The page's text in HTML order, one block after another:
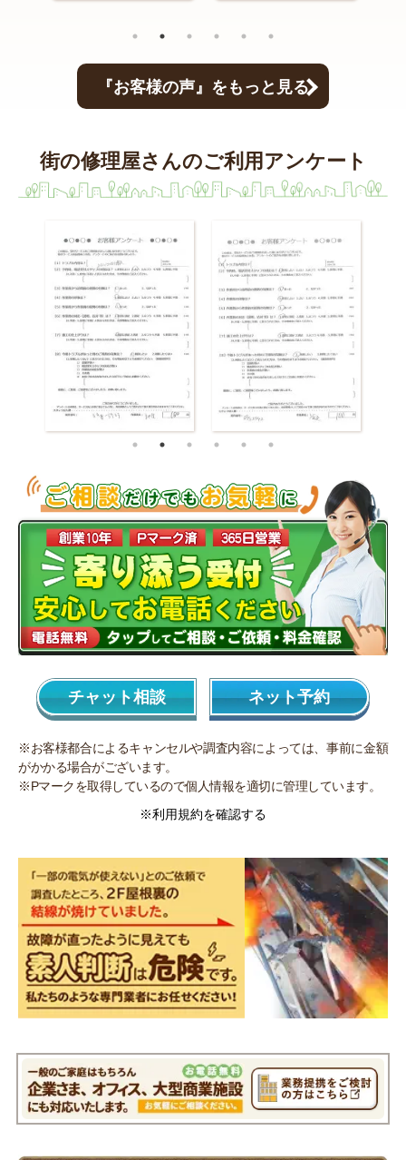
『お客様の声』をもっと見る
街の修理屋さんのご利用アンケート
チャット相談 ネット予約
※お客様都合によるキャンセルや調査内容によっては、事前に金額
がかかる場合がございます。
※Pマークを取得しているので個人情報を適切に管理しています。
※利用規約を確認する